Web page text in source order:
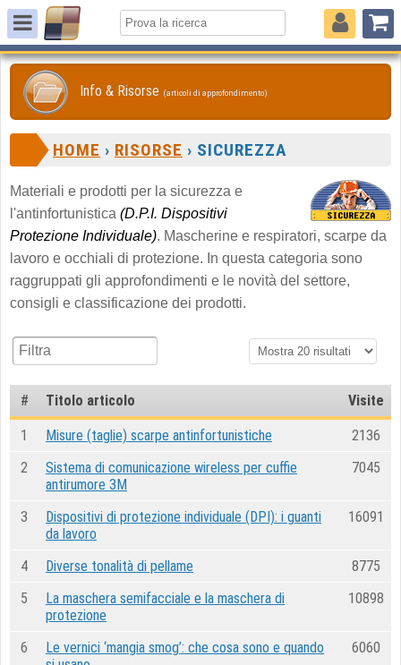
Info & Risorse (articoli di approfondimento)
HOME › RISORSE › SICUREZZA
Materiali e prodotti per la sicurezza e
l'antinfortunistica (D.P.I. Dispositivi
Protezione Individuale). Mascherine e respiratori, scarpe da
lavoro e occhiali di protezione. In questa categoria sono
raggruppati gli approfondimenti e le novità del settore,
consigli e classificazione dei prodotti.
# Titolo articolo Visite
1 Misure (taglie) scarpe antinfortunistiche
2136
2
Sistema di comunicazione wireless per cuffie
antirumore 3M
7045
3
Dispositivi di protezione individuale (DPI): i guanti
da lavoro
16091
4 Diverse tonalità di pellame
8775
5
La maschera semifacciale e la maschera di
protezione
10898
6
Le vernici ‘mangia smog’: che cosa sono e quando
6060